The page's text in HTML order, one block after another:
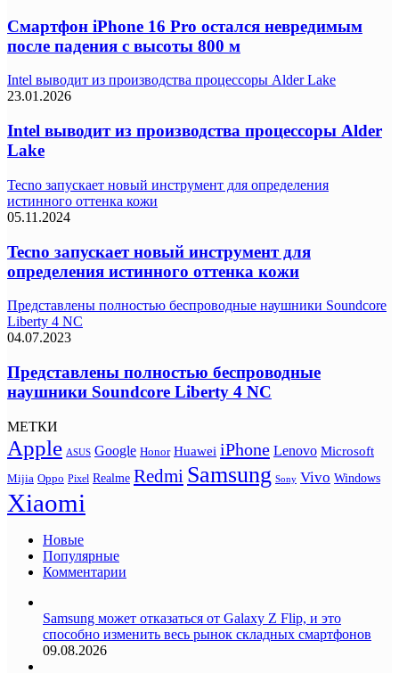
Смартфон iPhone 16 Pro остался невредимым
после падения с высоты 800 м
Intel выводит из производства процессоры Alder Lake
23.01.2026
Intel выводит из производства процессоры Alder
Lake
Tecno запускает новый инструмент для определения
истинного оттенка кожи
05.11.2024
Tecno запускает новый инструмент для
определения истинного оттенка кожи
Представлены полностью беспроводные наушники Soundcore
Liberty 4 NC
04.07.2023
Представлены полностью беспроводные
наушники Soundcore Liberty 4 NC
МЕТКИ
Apple ASUS Google Honor Huawei iPhone Lenovo Microsoft
Mijia Oppo Pixel Realme Redmi Samsung Sony Vivo Windows
Xiaomi
Новые
Популярные
Комментарии
Samsung может отказаться от Galaxy Z Flip, и это
способно изменить весь рынок складных смартфонов
09.08.2026